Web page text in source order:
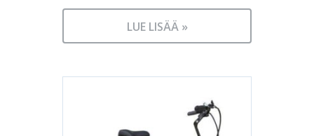
LUE LISÄÄ »